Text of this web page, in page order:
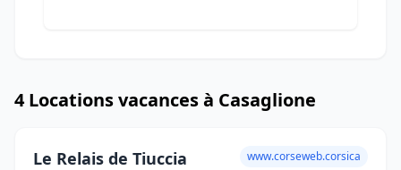
4 Locations vacances à Casaglione
Le Relais de Tiuccia www.corseweb.corsica